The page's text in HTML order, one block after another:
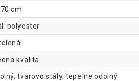
cm
polyester
kvalita
tvarovo stály, tepelne odolný